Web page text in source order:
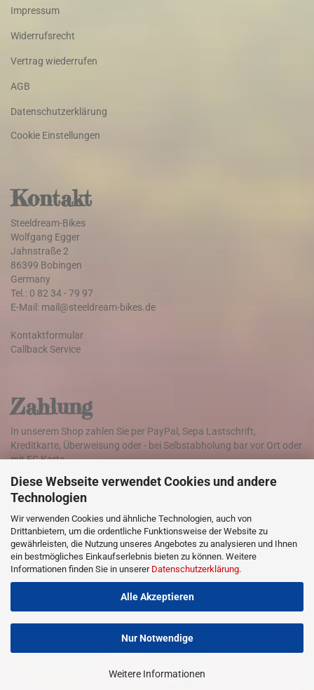
Diese Webseite verwendet Cookies und andere
Technologien
Wir verwenden Cookies und ähnliche Technologien, auch von
Drittanbietern, um die ordentliche Funktionsweise der Website zu
gewährleisten, die Nutzung unseres Angebotes zu analysieren und Ihnen
ein bestmögliches Einkaufserlebnis bieten zu können. Weitere
Informationen finden Sie in unserer Datenschutzerklärung.
Alle Akzeptieren
Nur Notwendige
Weitere Informationen
Impressum
Widerrufsrecht
Vertrag wiederrufen
AGB
Datenschutzerklärung
Cookie Einstellungen
Kontakt
Steeldream-Bikes
Wolfgang Egger
Jahnstraße 2
86399 Bobingen
Germany
Tel.: 0 82 34 - 79 97
E-Mail: mail@steeldream-bikes.de
Kontaktformular
Callback Service
Zahlung
In unserem Shop zahlen Sie per PayPal, Sepa Lastschrift,
Kreditkarte, Überweisung oder - bei Selbstabholung bar vor Ort oder
mit EC Karte.
Versand
Die Lieferung der Ware erfolgt weltweit mit DHL
Klicken Sie hier für Informationen zu den Versandkosten